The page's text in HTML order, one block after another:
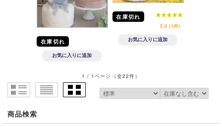
在庫切れ
在庫切れ
5.0 (1件)
1 / 1ページ （全22件）
商品検索